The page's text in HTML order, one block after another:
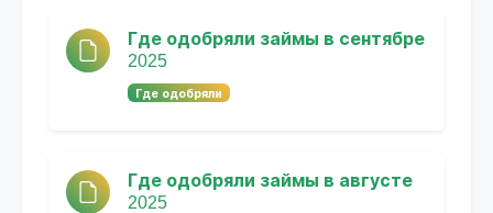
Где одобряли займы в сентябре
2025
Где одобряли
Где одобряли займы в августе
2025